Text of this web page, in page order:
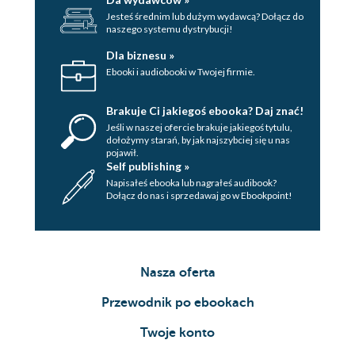
Jesteś średnim lub dużym wydawcą? Dołącz do
naszego systemu dystrybucji!
Dla biznesu »
Ebooki i audiobooki w Twojej firmie.
Brakuje Ci jakiegoś ebooka? Daj znać!
Jeśli w naszej ofercie brakuje jakiegoś tytulu,
dołożymy starań, by jak najszybciej się u nas
pojawił.
Self publishing »
Napisałeś ebooka lub nagrałeś audibook?
Dołącz do nas i sprzedawaj go w Ebookpoint!
Nasza oferta
Przewodnik po ebookach
Twoje konto